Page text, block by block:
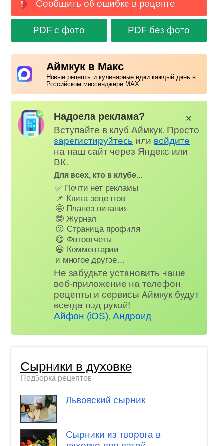
Сообщить об ошибке в рецепте
PDF с фото PDF без фото
Аймкук в Макс
Новые рецепты и кулинарные идеи каждый день в
Российском мессенджере MAX
Надоела реклама?
Вступайте в клуб Аймкук. Просто
зарегистируйтесь или войдите
на наш сайт через Яндекс или
ВК.
Для всех, кто в клубе...
✅ Почти нет рекламы
📌 Книга рецептов
🤩 Планер питания
🤓 Журнал
😗 Страница профиля
😋 Фотоотчеты
😃 Комментарии
и многое другое…
Не забудьте установить наше
веб-приложение на телефон,
рецепты и сервисы Аймкук будут
всегда под рукой!
Айфон (iOS),Андроид
✕
Сырники в духовке
Подборка рецептов
Львовский сырник
Сырники из творога в